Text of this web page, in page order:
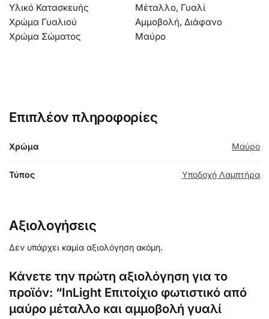
Υλικό Κατασκευής
Μέταλλο, Γυαλί
Χρώμα Γυαλιού
Αμμοβολή, Διάφανο
Χρώμα Σώματος
Μαύρο
Επιπλέον πληροφορίες
Χρώμα Μαύρο
Τύπος Υποδοχή Λαμπτήρα
Αξιολογήσεις
Δεν υπάρχει καμία αξιολόγηση ακόμη.
Κάνετε την πρώτη αξιολόγηση για το
προϊόν: “InLight Επιτοίχιο φωτιστικό από
μαύρο μέταλλο και αμμοβολή γυαλί